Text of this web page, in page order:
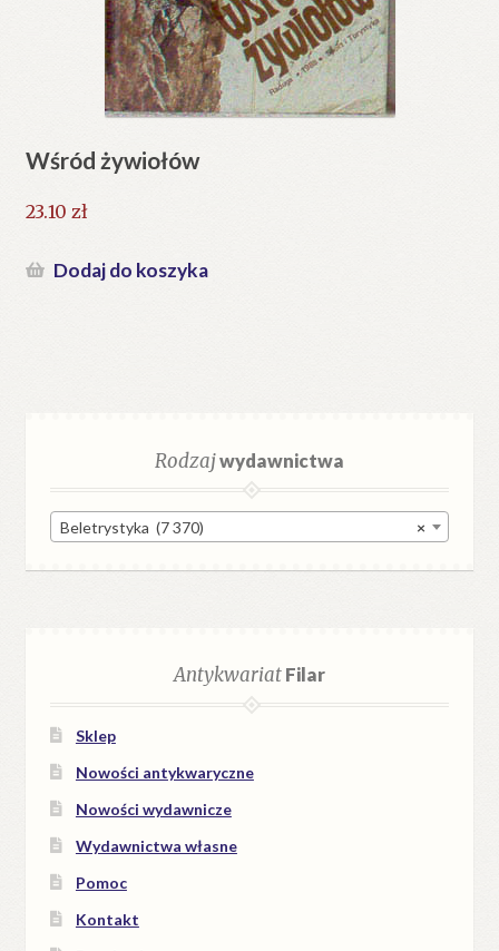
Wśród żywiołów
23.10 zł
Dodaj do koszyka
Rodzajwydawnictwa
×
Beletrystyka (7 370)
AntykwariatFilar
Sklep
Nowości antykwaryczne
Nowości wydawnicze
Wydawnictwa własne
Pomoc
Kontakt